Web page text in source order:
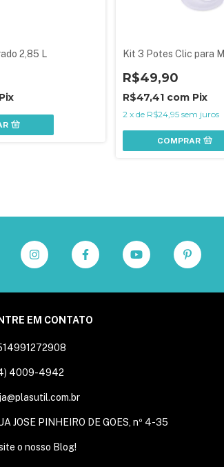
2,85 L
Pix
Kit 3 Potes Clic para
R$49,90
R$47,41 com Pix
2 x de R$24,95 sem juros
COMPRAR
EM CONTATO
4009-4942
JOSE PINHEIRO DE GOES, nº 4-35
o nosso Blog!